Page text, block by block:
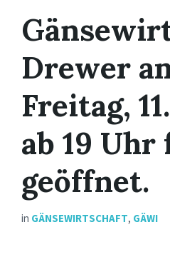
Drewer
Freitag,
ab 19
geöffnet.
in GÄNSEWIRTSCHAFT, GÄWI